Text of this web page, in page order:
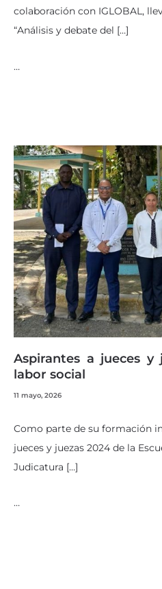
colaboración con IGLOBAL,
“Análisis y debate del […]
…
Aspirantes a jueces y
labor social
11 mayo, 2026
Como parte de su formación
jueces y juezas 2024 de la
Judicatura […]
…